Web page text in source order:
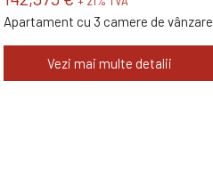
Apartament cu 3 camere de vânzare
Vezi mai multe detalii